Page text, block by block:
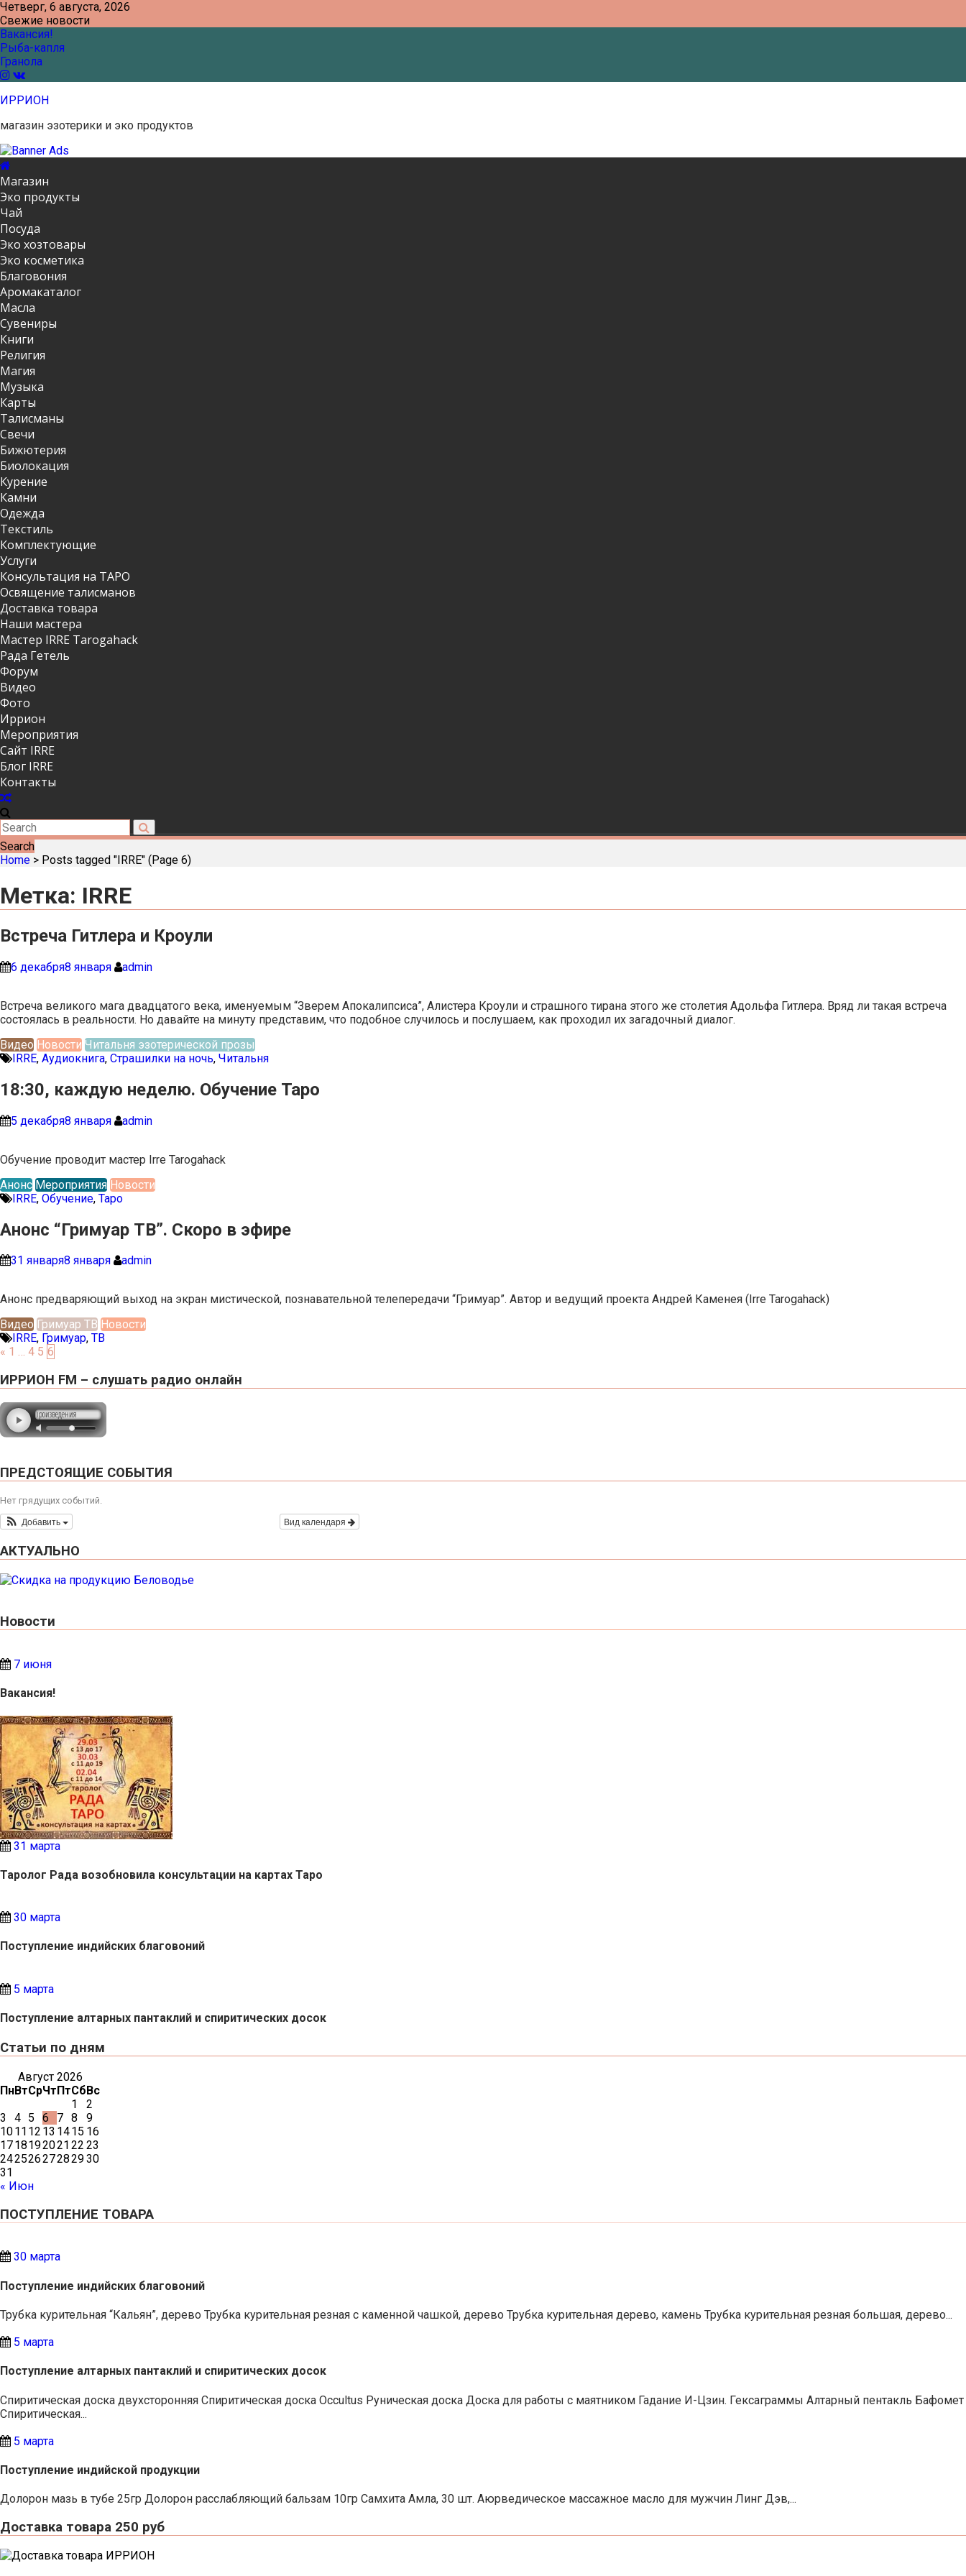
Skip
to
content
Четверг, 6 августа, 2026
Свежие новости
Вакансия!
Рыба-капля
Гранола
ИРРИОН
магазин эзотерики и эко продуктов
Магазин
Эко продукты
Чай
Посуда
Эко хозтовары
Эко косметика
Благовония
Аромакаталог
Масла
Сувениры
Книги
Религия
Магия
Музыка
Карты
Талисманы
Свечи
Бижютерия
Биолокация
Курение
Камни
Одежда
Текстиль
Комплектующие
Услуги
Консультация на ТАРО
Освящение талисманов
Доставка товара
Наши мастера
Мастер IRRE Tarogahack
Рада Гетель
Форум
Видео
Фото
Иррион
Мероприятия
Сайт IRRE
Блог IRRE
Контакты
Search
Home > Posts tagged "IRRE" (Page 6)
Метка: IRRE
Встреча Гитлера и Кроули
6 декабря8 января admin
Встреча великого мага двадцатого века, именуемым “Зверем Апокалипсиса”, Алистера Кроули и страшного тирана этого же столетия Адольфа Гитлера. Вряд ли такая встреча
состоялась в реальности. Но давайте на минуту представим, что подобное случилось и послушаем, как проходил их загадочный диалог.
Видео Новости Читальня эзотерической прозы
IRRE, Аудиокнига, Страшилки на ночь, Читальня
18:30, каждую неделю. Обучение Таро
5 декабря8 января admin
Обучение проводит мастер Irre Tarogahack
Анонс Мероприятия Новости
IRRE, Обучение, Таро
Анонс “Гримуар ТВ”. Скоро в эфире
31 января8 января admin
Анонс предваряющий выход на экран мистической, познавательной телепередачи “Гримуар”. Автор и ведущий проекта Андрей Каменея (Irre Tarogahack)
Видео Гримуар ТВ Новости
IRRE, Гримуар, ТВ
« 1 … 4 5 6
ИРРИОН FM – слушать радио онлайн
ПРЕДСТОЯЩИЕ СОБЫТИЯ
Нет грядущих событий.
Вид календаря
Добавить
АКТУАЛЬНО
Новости
7 июня
Вакансия!
31 марта
Таролог Рада возобновила консультации на картах Таро
30 марта
Поступление индийских благовоний
5 марта
Поступление алтарных пантаклий и спиритических досок
Статьи по дням
Август 2026
ПнВтСрЧтПтСбВс
1
2
3
4 5 6 7 8
9
1011 12 13 1415 16
1718192021 22 23
24252627282930
31
« Июн
ПОСТУПЛЕНИЕ ТОВАРА
30 марта
Поступление индийских благовоний
Трубка курительная “Кальян”, дерево Трубка курительная резная с каменной чашкой, дерево Трубка курительная дерево, камень Трубка курительная резная большая, дерево...
5 марта
Поступление алтарных пантаклий и спиритических досок
Спиритическая доска двухсторонняя Спиритическая доска Occultus Руническая доска Доска для работы с маятником Гадание И-Цзин. Гексаграммы Алтарный пентакль Бафомет
Спиритическая...
5 марта
Поступление индийской продукции
Долорон мазь в тубе 25гр Долорон расслабляющий бальзам 10гр Самхита Амла, 30 шт. Аюрведическое массажное масло для мужчин Линг Дэв,...
Доставка товара 250 руб